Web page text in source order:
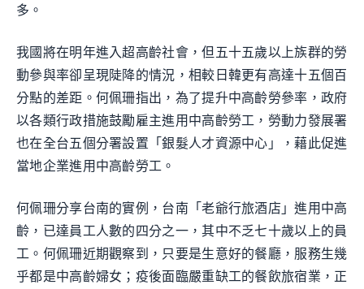
多。
我國將在明年進入超高齡社會，但五十五歲以上族群的勞
動參與率卻呈現陡降的情況，相較日韓更有高達十五個百
分點的差距。何佩珊指出，為了提升中高齡勞參率，政府
以各類行政措施鼓勵雇主進用中高齡勞工，勞動力發展署
也在全台五個分署設置「銀髮人才資源中心」，藉此促進
當地企業進用中高齡勞工。
何佩珊分享台南的實例，台南「老爺行旅酒店」進用中高
齡，已達員工人數的四分之一，其中不乏七十歲以上的員
工。何佩珊近期觀察到，只要是生意好的餐廳，服務生幾
乎都是中高齡婦女；疫後面臨嚴重缺工的餐飲旅宿業，正